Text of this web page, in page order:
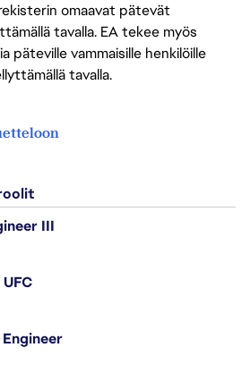
omaavat pätevät
tavalla. EA tekee myös
päteville vammaisille henkilöille
tavalla.
III